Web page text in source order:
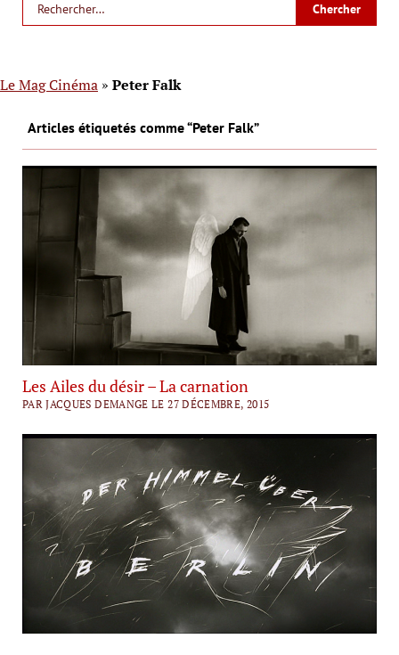
Le Mag Cinéma » Peter Falk
Articles étiquetés comme “Peter Falk”
Les Ailes du désir – La carnation
PAR JACQUES DEMANGE LE 27 DÉCEMBRE, 2015